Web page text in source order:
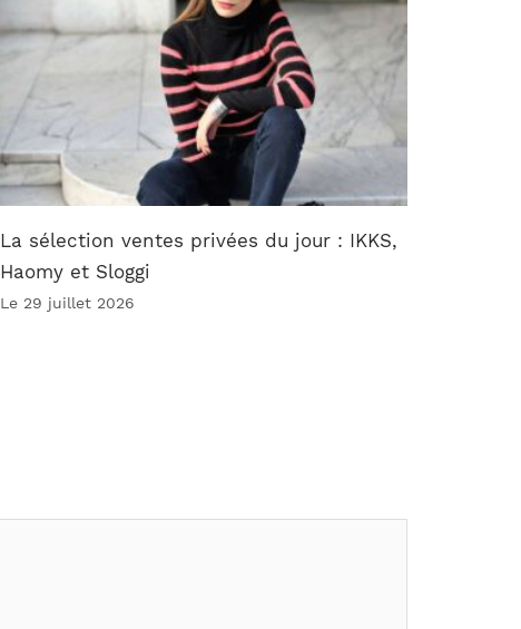
La sélection ventes privées du jour : IKKS,
Haomy et Sloggi
Le 29 juillet 2026